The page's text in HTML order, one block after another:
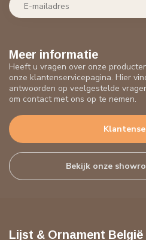
Meer informatie
Heeft u vragen over onze
onze klantenservicepagina. Hier
antwoorden op veelgestelde
om contact met ons op te nemen.
Bekijk onze
Lijst & Ornament België